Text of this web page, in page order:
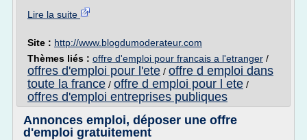
Lire la suite
Site : http://www.blogdumoderateur.com
Thèmes liés : offre d'emploi pour francais a l'etranger /
offres d'emploi pour l'ete / offre d emploi dans
toute la france / offre d emploi pour l ete /
offres d'emploi entreprises publiques
Annonces emploi, déposer une offre
d'emploi gratuitement